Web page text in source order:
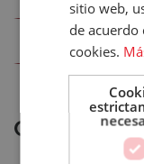
Cuenta
Email
Contraseña
Inglés para
Categorías
sitio web,
de acuerdo
cookies.